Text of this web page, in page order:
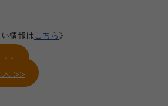
情報はこちら》
>>